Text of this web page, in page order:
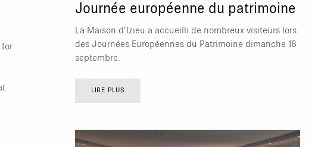
for
Journée européenne du patrimoine
La Maison d’Izieu a accueilli de nombreux visiteurs lors
des Journées Européennes du Patrimoine dimanche 18
septembre.
LIRE PLUS